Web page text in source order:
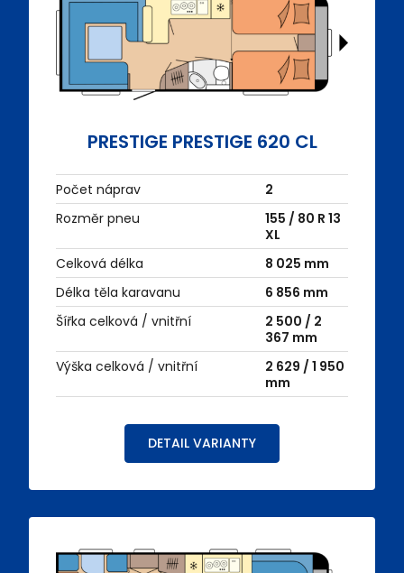
PRESTIGE PRESTIGE 620 CL
Počet náprav
2
Rozměr pneu
155 / 80 R 13
XL
Celková délka
8 025 mm
Délka těla karavanu
6 856 mm
Šířka celková / vnitřní
2 500 / 2
367 mm
Výška celková / vnitřní
2 629 / 1 950
mm
DETAIL VARIANTY